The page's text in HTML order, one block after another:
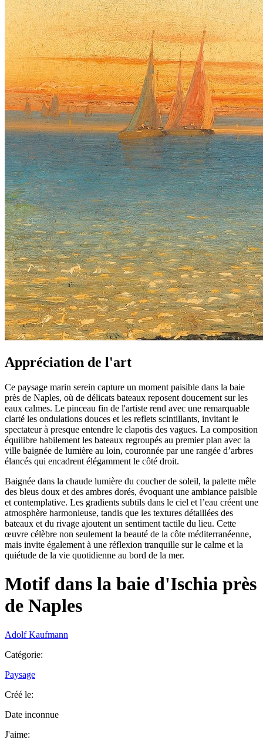
Appréciation de l'art
Ce paysage marin serein capture un moment paisible dans la baie
près de Naples, où de délicats bateaux reposent doucement sur les
eaux calmes. Le pinceau fin de l'artiste rend avec une remarquable
clarté les ondulations douces et les reflets scintillants, invitant le
spectateur à presque entendre le clapotis des vagues. La composition
équilibre habilement les bateaux regroupés au premier plan avec la
ville baignée de lumière au loin, couronnée par une rangée d’arbres
élancés qui encadrent élégamment le côté droit.
Baignée dans la chaude lumière du coucher de soleil, la palette mêle
des bleus doux et des ambres dorés, évoquant une ambiance paisible
et contemplative. Les gradients subtils dans le ciel et l’eau créent une
atmosphère harmonieuse, tandis que les textures détaillées des
bateaux et du rivage ajoutent un sentiment tactile du lieu. Cette
œuvre célèbre non seulement la beauté de la côte méditerranéenne,
mais invite également à une réflexion tranquille sur le calme et la
quiétude de la vie quotidienne au bord de la mer.
Motif dans la baie d'Ischia près
de Naples
Adolf Kaufmann
Catégorie:
Paysage
Créé le:
Date inconnue
J'aime: